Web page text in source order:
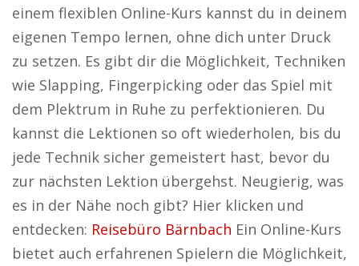
einem flexiblen Online-Kurs kannst du in deinem
eigenen Tempo lernen, ohne dich unter Druck
zu setzen. Es gibt dir die Möglichkeit, Techniken
wie Slapping, Fingerpicking oder das Spiel mit
dem Plektrum in Ruhe zu perfektionieren. Du
kannst die Lektionen so oft wiederholen, bis du
jede Technik sicher gemeistert hast, bevor du
zur nächsten Lektion übergehst. Neugierig, was
es in der Nähe noch gibt? Hier klicken und
entdecken: Reisebüro Bärnbach Ein Online-Kurs
bietet auch erfahrenen Spielern die Möglichkeit,